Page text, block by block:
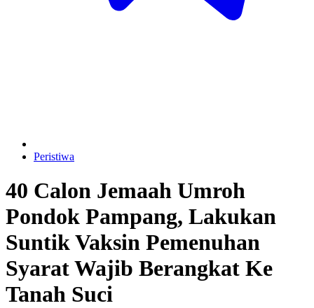
Peristiwa
40 Calon Jemaah Umroh
Pondok Pampang, Lakukan
Suntik Vaksin Pemenuhan
Syarat Wajib Berangkat Ke
Tanah Suci